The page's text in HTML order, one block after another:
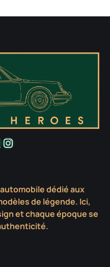
Instagram
dédié aux
de légende. Ici,
et chaque époque se